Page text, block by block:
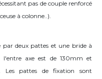
pas de couple renforcé
à colonne..).
par deux pattes et une bride à
l'entre axe est de 130mm et
Les pattes de fixation sont